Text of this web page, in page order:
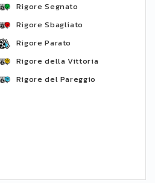
Rigore Segnato
Rigore Sbagliato
Rigore Parato
Rigore della Vittoria
Rigore del Pareggio